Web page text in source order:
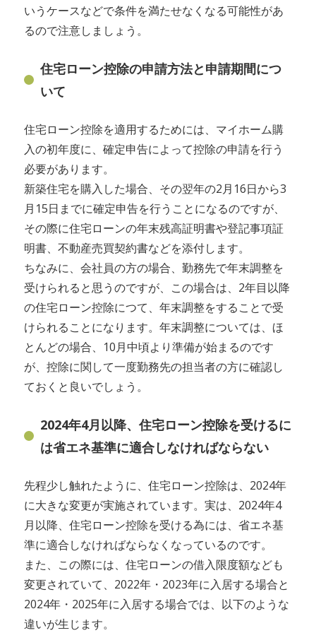
いうケースなどで条件を満たせなくなる可能性があ
るので注意しましょう。
住宅ローン控除の申請方法と申請期間につ
いて
住宅ローン控除を適用するためには、マイホーム購
入の初年度に、確定申告によって控除の申請を行う
必要があります。
新築住宅を購入した場合、その翌年の2月16日から3
月15日までに確定申告を行うことになるのですが、
その際に住宅ローンの年末残高証明書や登記事項証
明書、不動産売買契約書などを添付します。
ちなみに、会社員の方の場合、勤務先で年末調整を
受けられると思うのですが、この場合は、2年目以降
の住宅ローン控除につて、年末調整をすることで受
けられることになります。年末調整については、ほ
とんどの場合、10月中頃より準備が始まるのです
が、控除に関して一度勤務先の担当者の方に確認し
ておくと良いでしょう。
2024年4月以降、住宅ローン控除を受けるに
は省エネ基準に適合しなければならない
先程少し触れたように、住宅ローン控除は、2024年
に大きな変更が実施されています。実は、2024年4
月以降、住宅ローン控除を受ける為には、省エネ基
準に適合しなければならなくなっているのです。
また、この際には、住宅ローンの借入限度額なども
変更されていて、2022年・2023年に入居する場合と
2024年・2025年に入居する場合では、以下のような
違いが生じます。